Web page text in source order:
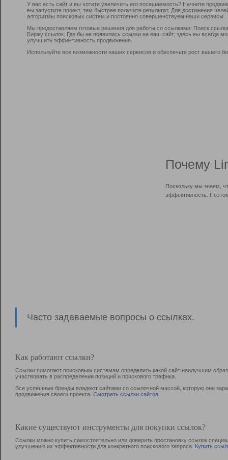
У вас есть сайт и вы хотите увеличить его посещаемость? Начните
вы запустите проект, тем быстрее получите результат. Для достижения
алгоритмы поисковых систем и постоянно совершенствуем наши сервисы.
Мы предоставляем готовые решения для работы со ссылками: Поиск
Биржу ссылок. Где бы не появились ссылки на ваш сайт, здесь вы всегда
улучшить эффективность продвижения.
Используйте все возможности наших сервисов и обеспечьте рост вашего
Почему
Поскольку мы знаем,
эффективность.
Часто задаваемые вопросы о ссылках.
Как работают ссылки?
Ссылки помогают поисковым системам определить какой сайт наилучшим
участвовать в раcпределении позиций и поискового трафика.
Все успешные бренды владеют сайтами со ссылочной массой, которую они
продвижения своего проекта. Смотреть ссылки сайтов
Какие существуют инструменты для покупки ссылок?
Ссылки можно купить самостоятельно или доверить простановку ссылок
улучшению их эффективности для конкретного поискового запроса. Купить